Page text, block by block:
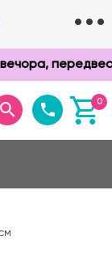
0